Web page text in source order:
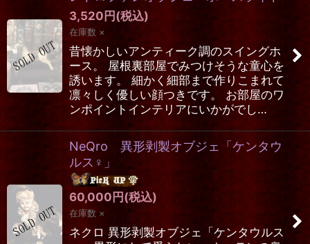
3,520 円 (税込)
在庫数 ×
昔懐かしいアンティーク調のスイングホ
ース。 屋根裏部屋でみつけそうな童心を
誘います。 細かく細部まで作りこまれて
凛々しく優しい顔つきです。 お部屋のワ
ンポイントインテリアにいかがでし…
NeQro 異形剥製オブジェ「ケンタウ
ルス♀」
60,000 円 (税込)
在庫数 ×
ネクロ 異形剥製オブジェ「ケンタウルス